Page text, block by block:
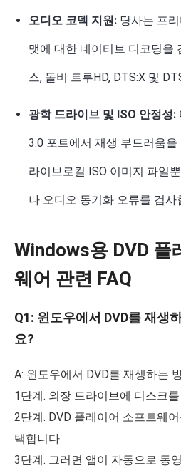
오디오 코덱 지원: 당사는 프
맷에 대한 네이티브 디코딩을
스, 돌비 트루HD, DTS:X 및
광학 드라이브 및 ISO 안정성:
3.0 포트에서 재생 부드러움을
라이브로컬 ISO 이미지 파일
나 오디오 동기화 오류를 검사
Windows용 DVD 플
웨어 관련 FAQ
Q1: 윈도우에서 DVD를 재생
요?
A: 윈도우에서 DVD를 재생하는
1단계. 외장 드라이브에 디스크
2단계. DVD 플레이어 소프트웨
택합니다.
3단계. 그러면 앱이 자동으로 동